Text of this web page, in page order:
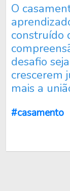
O
construído
desafio
crescerem
mais a
#casamento